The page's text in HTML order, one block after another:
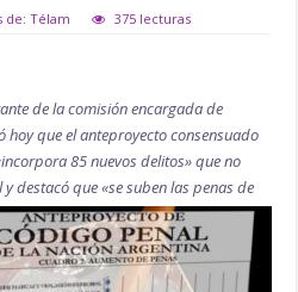
de: Télam 375 lecturas
de la comisión encargada de
que el anteproyecto consensuado
85 nuevos delitos» que no
destacó que «se suben las penas de